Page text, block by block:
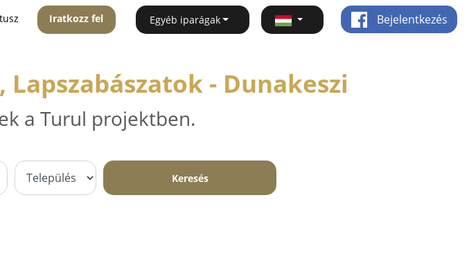
Iratkozz fel Egyéb iparágak Bejelentkezés
- Dunakeszi
a Turul projektben.
Keresés